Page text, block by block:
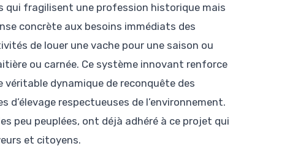
fragilisent une profession historique mais
concrète aux besoins immédiats des
de louer une vache pour une saison ou
ou carnée. Ce système innovant renforce
dynamique de reconquête des
respectueuses de l’environnement.
peu peuplées, ont déjà adhéré à ce projet qui
et citoyens.